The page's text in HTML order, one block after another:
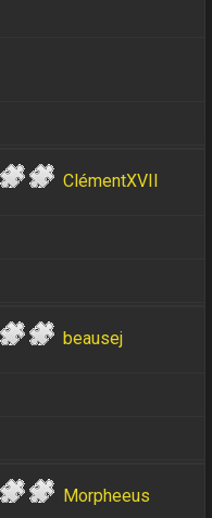
ClémentXVII
beausej
Morpheeus